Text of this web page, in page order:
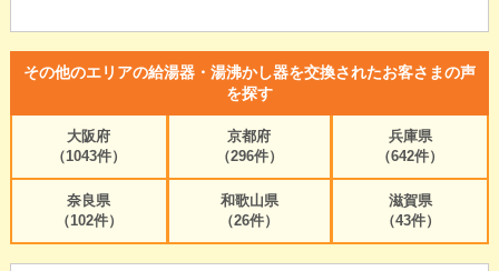
その他のエリアの給湯器・湯沸かし器を交換されたお客さまの声
を探す
大阪府
（1043件）
京都府
（296件）
兵庫県
（642件）
奈良県
（102件）
和歌山県
（26件）
滋賀県
（43件）